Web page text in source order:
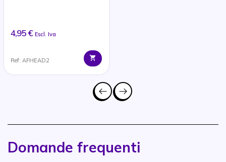
4,95 € Escl. Iva
Ref: AFHEAD2
Domande frequenti